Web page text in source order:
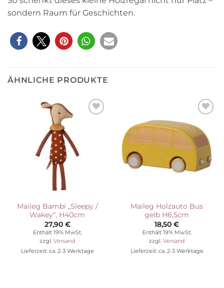
sondern Raum für Geschichten.
ÄHNLICHE PRODUKTE
Maileg Bambi „Sleepy /
Wakey“, H40cm
27,90 €
Enthält 19% MwSt.
zzgl. Versand
Lieferzeit: ca. 2-3 Werktage
Auf die
Wunschliste
Maileg Holzauto Bus
gelb H6,5cm
18,50 €
Enthält 19% MwSt.
zzgl. Versand
Lieferzeit: ca. 2-3 Werktage